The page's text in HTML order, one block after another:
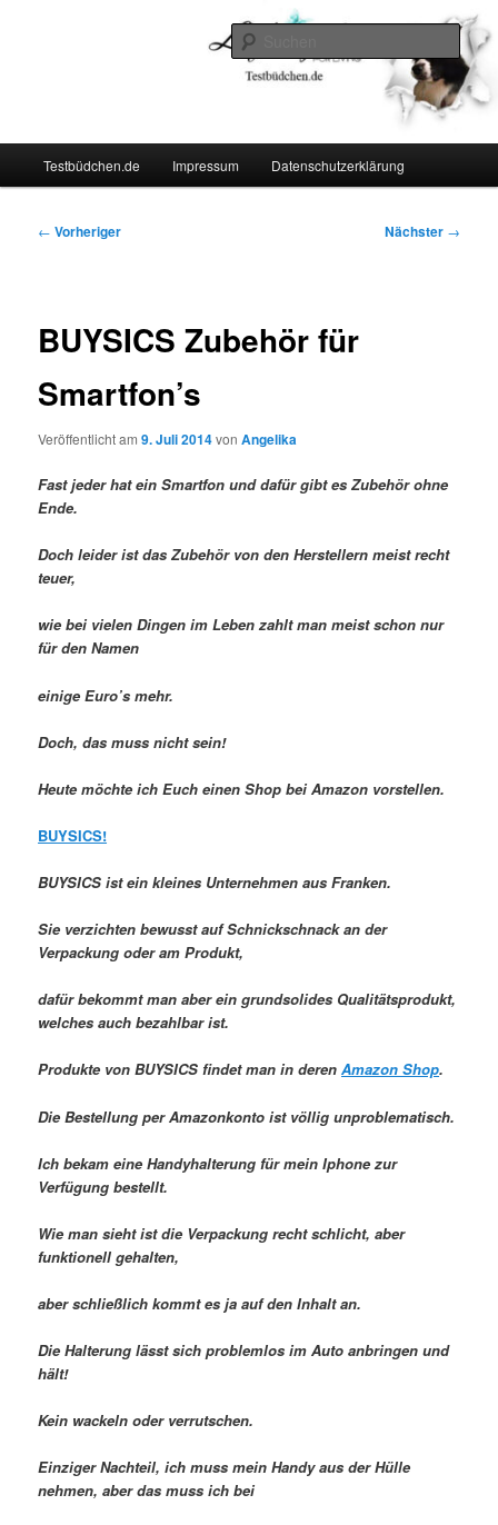
Testbüdchen.de Impressum Datenschutzerklärung
Beitragsnavigation
← Vorheriger Nächster →
BUYSICS Zubehör für
Smartfon’s
Veröffentlicht am9. Juli 2014vonAngelika
Fast jeder hat ein Smartfon und dafür gibt es Zubehör ohne
Ende.
Doch leider ist das Zubehör von den Herstellern meist recht
teuer,
wie bei vielen Dingen im Leben zahlt man meist schon nur
für den Namen
einige Euro’s mehr.
Doch, das muss nicht sein!
Heute möchte ich Euch einen Shop bei Amazon vorstellen.
BUYSICS!
BUYSICS ist ein kleines Unternehmen aus Franken.
Sie verzichten bewusst auf Schnickschnack an der
Verpackung oder am Produkt,
dafür bekommt man aber ein grundsolides Qualitätsprodukt,
welches auch bezahlbar ist.
Produkte von BUYSICS findet man in derenAmazon Shop.
Die Bestellung per Amazonkonto ist völlig unproblematisch.
Ich bekam eine Handyhalterung für mein Iphone zur
Verfügung bestellt.
Wie man sieht ist die Verpackung recht schlicht, aber
funktionell gehalten,
aber schließlich kommt es ja auf den Inhalt an.
Die Halterung lässt sich problemlos im Auto anbringen und
hält!
Kein wackeln oder verrutschen.
Einziger Nachteil, ich muss mein Handy aus der Hülle
nehmen, aber das muss ich bei